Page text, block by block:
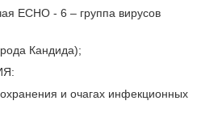
ЕСНО - 6 – группа вирусов
Кандида);
и очагах инфекционных